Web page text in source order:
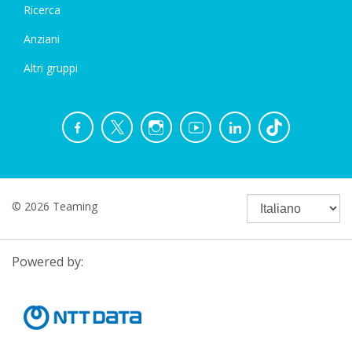
Ricerca
Anziani
Altri gruppi
© 2026 Teaming
Powered by: